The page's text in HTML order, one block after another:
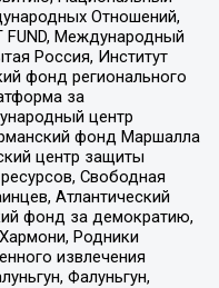
Отношений,
FUND, Международный
Россия, Институт
фонд регионального
за
центр
фонд Маршалла
центр защиты
Свободная
Атлантический
фонд за демократию,
Родники
извлечения
Фалуньгун,